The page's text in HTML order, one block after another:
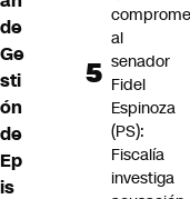
de
Ge
sti
ón
de
Ep
is
al
senador
Fidel
Espinoza
(PS):
Fiscalía
investiga